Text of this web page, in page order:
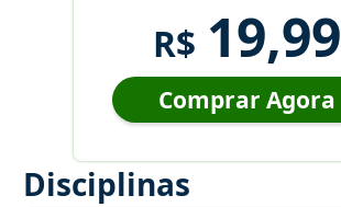
R$ 19,99
Comprar Agora
Disciplinas